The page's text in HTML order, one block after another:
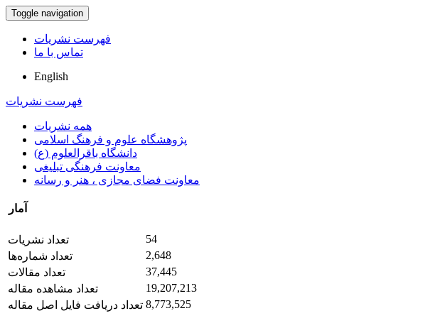
Toggle navigation
فهرست نشریات
تماس با ما
English
فهرست نشریات
همه نشریات
پژوهشگاه علوم و فرهنگ اسلامی
دانشگاه باقرالعلوم (ع)
معاونت فرهنگی تبلیغی
معاونت فضای مجازی ، هنر و رسانه
آمار
تعداد نشریات
54
تعداد شماره‌ها
2,648
تعداد مقالات
37,445
تعداد مشاهده مقاله
19,207,213
تعداد دریافت فایل اصل مقاله 8,773,525